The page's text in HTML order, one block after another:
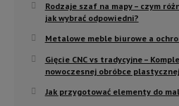
Rodzaje szaf na mapy – czym
jak wybrać odpowiedni?
Metalowe meble biurowe a
Gięcie CNC vs tradycyjne –
nowoczesnej obróbce
Jak przygotować elementy do